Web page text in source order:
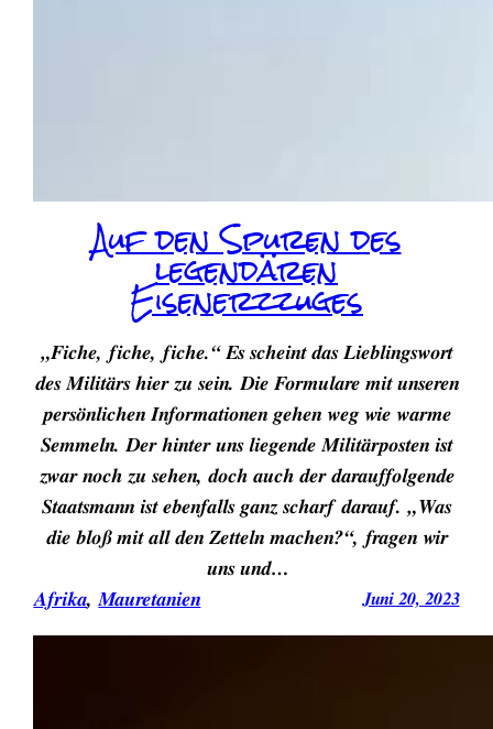
Auf den Spuren des
legendären
Eisenerzzuges
„Fiche, fiche, fiche.“ Es scheint das Lieblingswort
des Militärs hier zu sein. Die Formulare mit unseren
persönlichen Informationen gehen weg wie warme
Semmeln. Der hinter uns liegende Militärposten ist
zwar noch zu sehen, doch auch der darauffolgende
Staatsmann ist ebenfalls ganz scharf darauf. „Was
die bloß mit all den Zetteln machen?“, fragen wir
uns und…
Afrika, Mauretanien Juni 20, 2023